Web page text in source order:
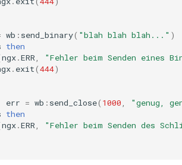
wb : send_binary( "blah blah blah..." )
then
ngx.ERR
"Fehler beim Senden eines
. exit(444)
err = wb : send_close( 1000
"genug,
then
ngx.ERR
"Fehler beim Senden des